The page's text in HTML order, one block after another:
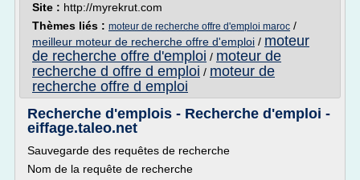
Site : http://myrekrut.com
Thèmes liés : moteur de recherche offre d'emploi maroc /
meilleur moteur de recherche offre d'emploi / moteur
de recherche offre d'emploi / moteur de
recherche d offre d emploi / moteur de
recherche offre d emploi
Recherche d'emplois - Recherche d'emploi -
eiffage.taleo.net
Sauvegarde des requêtes de recherche
Nom de la requête de recherche